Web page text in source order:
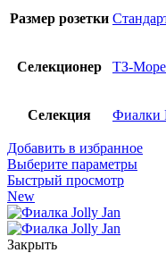
Размер розетки
Селекционер ТЗ-
Селекция Фиалки
Добавить в избранное
Выберите параметры
Быстрый просмотр
New
Закрыть